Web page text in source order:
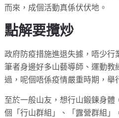
而來，成個活動真係伏伏地。
點解要攬炒
政府防疫措施進退失據，唔少行
筆者身邊好多山藝導師、運動教
過，呢個唔係疫情嚴重時期，舉
至於一般山友，想行山鍛鍊身
個「行山群組」、「露營群組」